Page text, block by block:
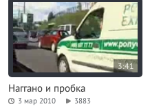
3:41
Наггано и пробка
3 мар 2010 3883